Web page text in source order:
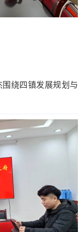
绕四镇发展规划与